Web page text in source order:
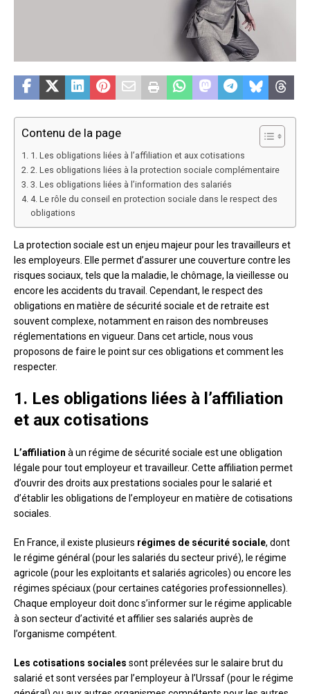
Contenu de la page
1. Les obligations liées à l’affiliation et aux cotisations
2. Les obligations liées à la protection sociale complémentaire
3. Les obligations liées à l’information des salariés
4. Le rôle du conseil en protection sociale dans le respect des
obligations
La protection sociale est un enjeu majeur pour les travailleurs et
les employeurs. Elle permet d’assurer une couverture contre les
risques sociaux, tels que la maladie, le chômage, la vieillesse ou
encore les accidents du travail. Cependant, le respect des
obligations en matière de sécurité sociale et de retraite est
souvent complexe, notamment en raison des nombreuses
réglementations en vigueur. Dans cet article, nous vous
proposons de faire le point sur ces obligations et comment les
respecter.
1. Les obligations liées à l’affiliation
et aux cotisations
L’affiliation à un régime de sécurité sociale est une obligation
légale pour tout employeur et travailleur. Cette affiliation permet
d’ouvrir des droits aux prestations sociales pour le salarié et
d’établir les obligations de l’employeur en matière de cotisations
sociales.
En France, il existe plusieurs régimes de sécurité sociale, dont
le régime général (pour les salariés du secteur privé), le régime
agricole (pour les exploitants et salariés agricoles) ou encore les
régimes spéciaux (pour certaines catégories professionnelles).
Chaque employeur doit donc s’informer sur le régime applicable
à son secteur d’activité et affilier ses salariés auprès de
l’organisme compétent.
Les cotisations sociales sont prélevées sur le salaire brut du
salarié et sont versées par l’employeur à l’Urssaf (pour le régime